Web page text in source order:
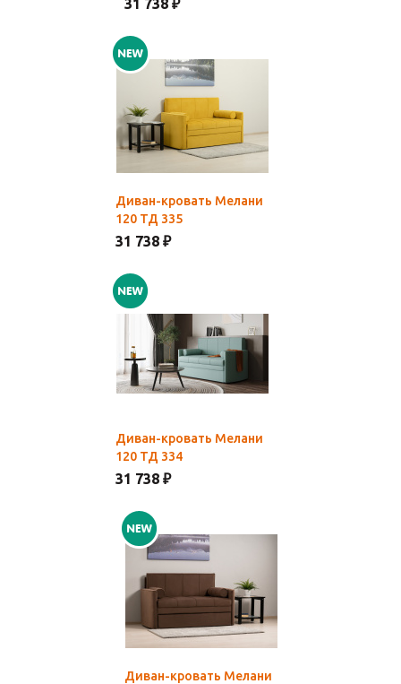
31 738 ₽
Диван-кровать Мелани
120 ТД 335
31 738 ₽
Диван-кровать Мелани
120 ТД 334
31 738 ₽
Диван-кровать Мелани